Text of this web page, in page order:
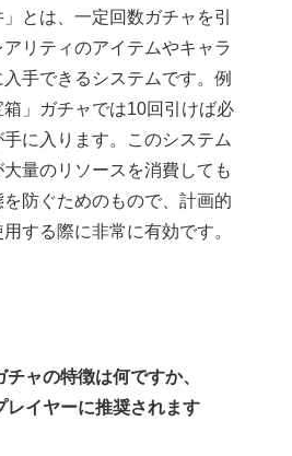
とは、一定回数ガチャを引
アリティのアイテムやキャラ
手できるシステムです。例
箱」ガチャでは10回引けば必
に入ります。このシステム
量のリソースを消費しても
防ぐためのもので、計画的
する際に非常に有効です。
チャの特徴は何ですか、
レイヤーに推奨されます